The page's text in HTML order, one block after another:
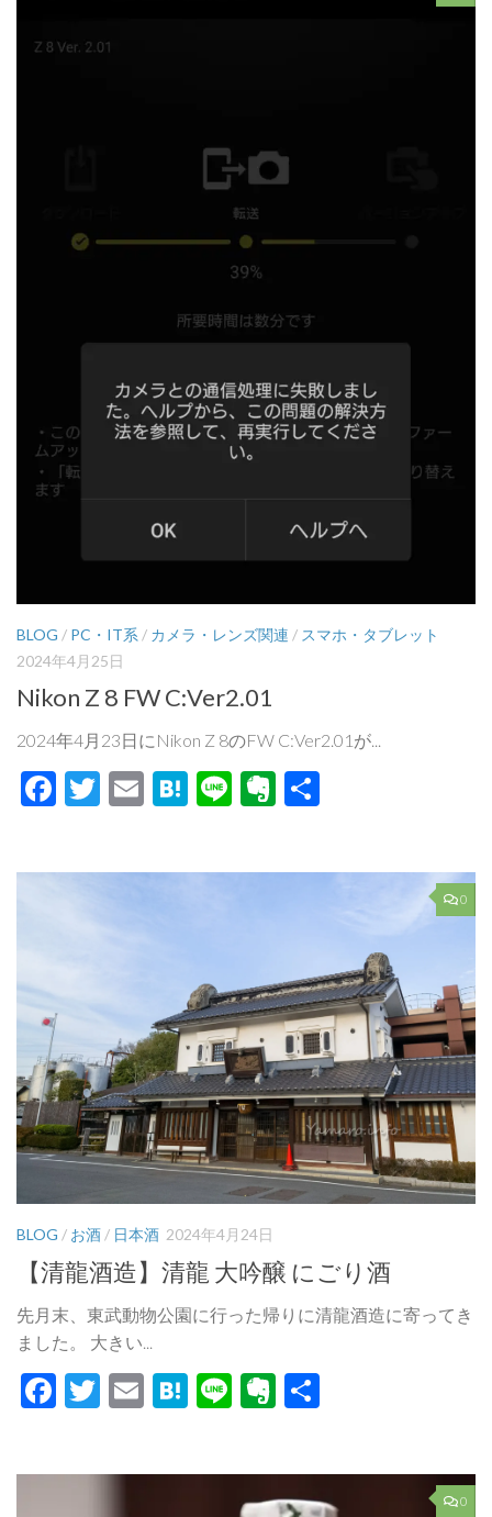
BLOG / PC・IT系 / カメラ・レンズ関連 / スマホ・タブレット
2024年4月25日
Nikon Z 8 FW C:Ver2.01
2024年4月23日にNikon Z 8のFW C:Ver2.01が...
Facebook
Twitter
EmailHatena
LineEvernote
0
BLOG / お酒 / 日本酒 2024年4月24日
【清龍酒造】清龍 大吟醸 にごり酒
先月末、東武動物公園に行った帰りに清龍酒造に寄ってき
ました。 大きい...
Facebook
Twitter
EmailHatena
LineEvernote
0